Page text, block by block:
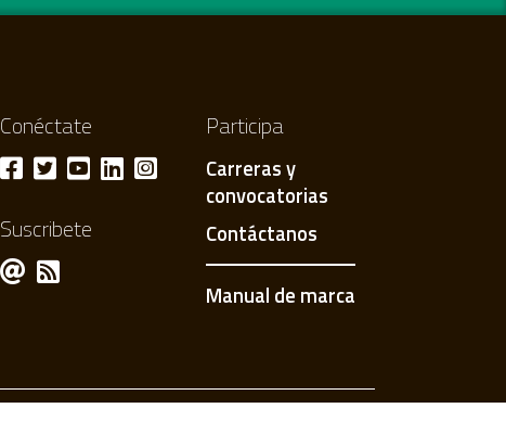
Conéctate
Suscribete
Participa
Carreras y
convocatorias
Contáctanos
Manual de marca
Condiciones de uso Política de privacidad